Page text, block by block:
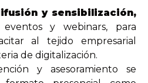
y sensibilización,
eventos y webinars, para
al tejido empresarial
de digitalización.
y asesoramiento se